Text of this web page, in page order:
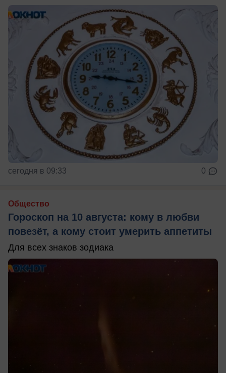
сегодня в 09:33 0
Общество
Гороскоп на 10 августа: кому в любви
повезёт, а кому стоит умерить аппетиты
Для всех знаков зодиака